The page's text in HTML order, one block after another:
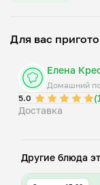
Для вас
Елена
Домашний
5.0
Доставка
Другие блюда